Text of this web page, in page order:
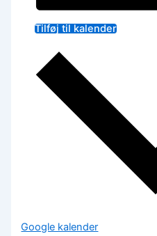
Tilføj til kalender
Google kalender